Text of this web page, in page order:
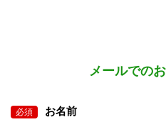
メールでの
必須 お名前